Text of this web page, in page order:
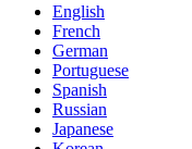
English
French
German
Portuguese
Spanish
Russian
Japanese